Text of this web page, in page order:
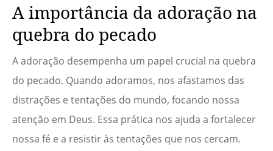
A importância da adoração na
quebra do pecado
A adoração desempenha um papel crucial na quebra
do pecado. Quando adoramos, nos afastamos das
distrações e tentações do mundo, focando nossa
atenção em Deus. Essa prática nos ajuda a fortalecer
nossa fé e a resistir às tentações que nos cercam.